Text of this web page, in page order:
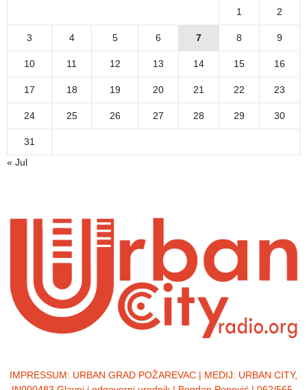
1 2
3 4 5 6 7 8 9
10 11 12 13 14 15 16
17 18 19 20 21 22 23
24 25 26 27 28 29 30
31
« Jul
IMPRESSUM: URBAN GRAD POŽAREVAC | MEDIJ: URBAN CITY,